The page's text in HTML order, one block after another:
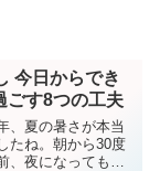
今日からでき
ごす8つの工夫
、夏の暑さが本当
たね。朝から30度
、夜になっても暑